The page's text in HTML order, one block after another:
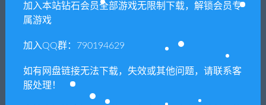
发布日期 修改时间 评论数量 随机 热度
战神1-2（PS模拟器）
加入本站钻石会员全部游戏无限制下载，解锁会员专
属游戏
加入QQ群：790194629
如有网盘链接无法下载，失效或其他问题，请联系客
服处理！